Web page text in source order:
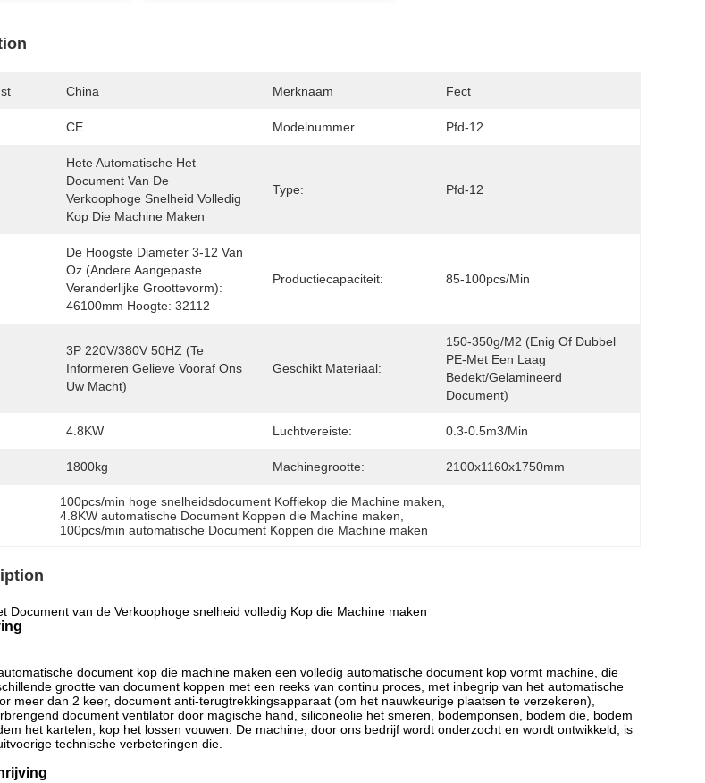
China Merknaam Fect
CE Modelnummer Pfd-12
Hete Automatische Het
Document Van De
Verkoophoge Snelheid Volledig
Kop Die Machine Maken
Type: Pfd-12
De Hoogste Diameter 3-12 Van
Oz (andere Aangepaste
Veranderlijke Groottevorm):
46100mm Hoogte: 32112
Productiecapaciteit: 85-100pcs/min
3P 220V/380V 50HZ (te
Informeren Gelieve Vooraf Ons
Uw Macht)
Geschikt Materiaal:
150-350g/m2 (Enig Of Dubbel
PE-Met Een Laag
Bedekt/gelamineerd
Document)
4.8KW Luchtvereiste: 0.3-0.5m3/min
1800kg Machinegrootte: 2100x1160x1750mm
100pcs/min hoge snelheidsdocument Koffiekop die Machine maken
4.8KW automatische Document Koppen die Machine maken
100pcs/min automatische Document Koppen die Machine maken
Document van de Verkoophoge snelheid volledig Kop die Machine maken
document kop die machine maken een volledig automatische document kop vormt machine, die
grootte van document koppen met een reeks van continu proces, met inbegrip van het automatische
meer dan 2 keer, document anti-terugtrekkingsapparaat (om het nauwkeurige plaatsen te verzekeren),
document ventilator door magische hand, siliconeolie het smeren, bodemponsen, bodem die, bodem
het kartelen, kop het lossen vouwen. De machine, door ons bedrijf wordt onderzocht en wordt ontwikkeld, is
technische verbeteringen die.